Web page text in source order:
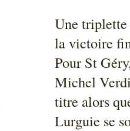
Une triplette
la victoire
Pour St
Michel
titre alors
Lurguie se